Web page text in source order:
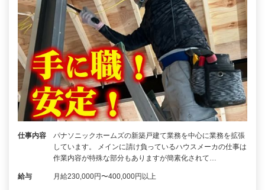
仕事内容
パナソニックホームズの新築戸建て業務を中心に業務を拡張
しています。 メインに請け負っているハウスメーカの仕事は
作業内容が特殊な部分もありますが簡素化されて…
給与 月給230,000円〜400,000円以上